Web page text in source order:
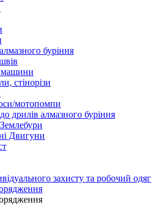
буріння
машини
стінорізи
мотопомпи
дрилів алмазного буріння
Двигуни
захисту та робочий одяг